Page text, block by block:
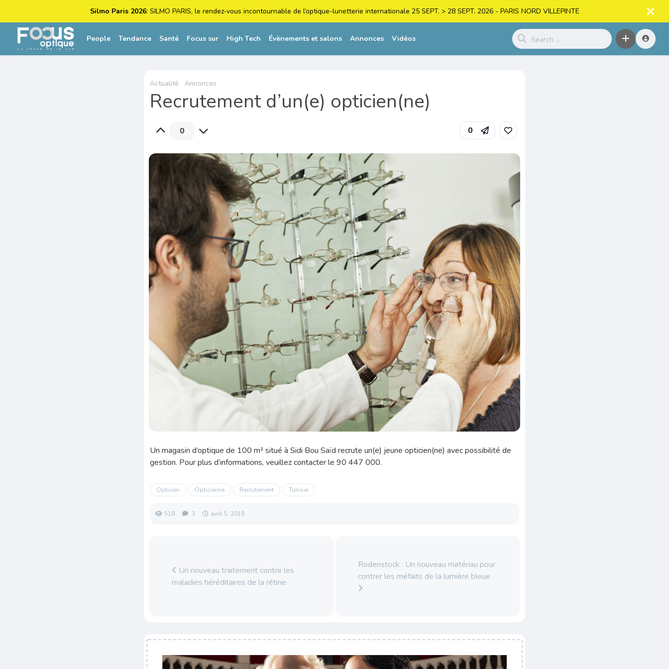
Silmo Paris 2026: SILMO PARIS, le rendez-vous incontournable de l’optique-lunetterie internationale 25 SEPT. > 28 SEPT. 2026 - PARIS NORD VILLEPINTE
People Tendance Santé Focus sur High Tech Évènements et salons Annonces Vidéos
Actualité Annonces
Recrutement d’un(e) opticien(ne)
0 0
Un magasin d’optique de 100 m² situé à Sidi Bou Saïd recrute un(e) jeune opticien(ne) avec possibilité de
gestion. Pour plus d’informations, veuillez contacter le 90 447 000.
Opticien Opticienne Recrutement Tunisie
518 3 avril 5, 2018
Un nouveau traitement contre les
maladies héréditaires de la rétine
Rodenstock : Un nouveau matériau pour
contrer les méfaits de la lumière bleue